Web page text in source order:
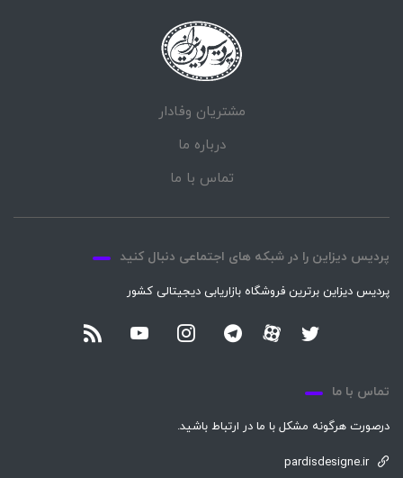
مشتریان وفادار
درباره ما
تماس با ما
پردیس دیزاین را در شبکه های اجتماعی دنبال کنید
پردیس دیزاین برترین فروشگاه بازاریابی دیجیتالی کشور
تماس با ما
درصورت هرگونه مشکل با ما در ارتباط باشید.
pardisdesigne.ir